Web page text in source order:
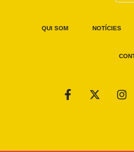
QUI SOM NOTÍCIES